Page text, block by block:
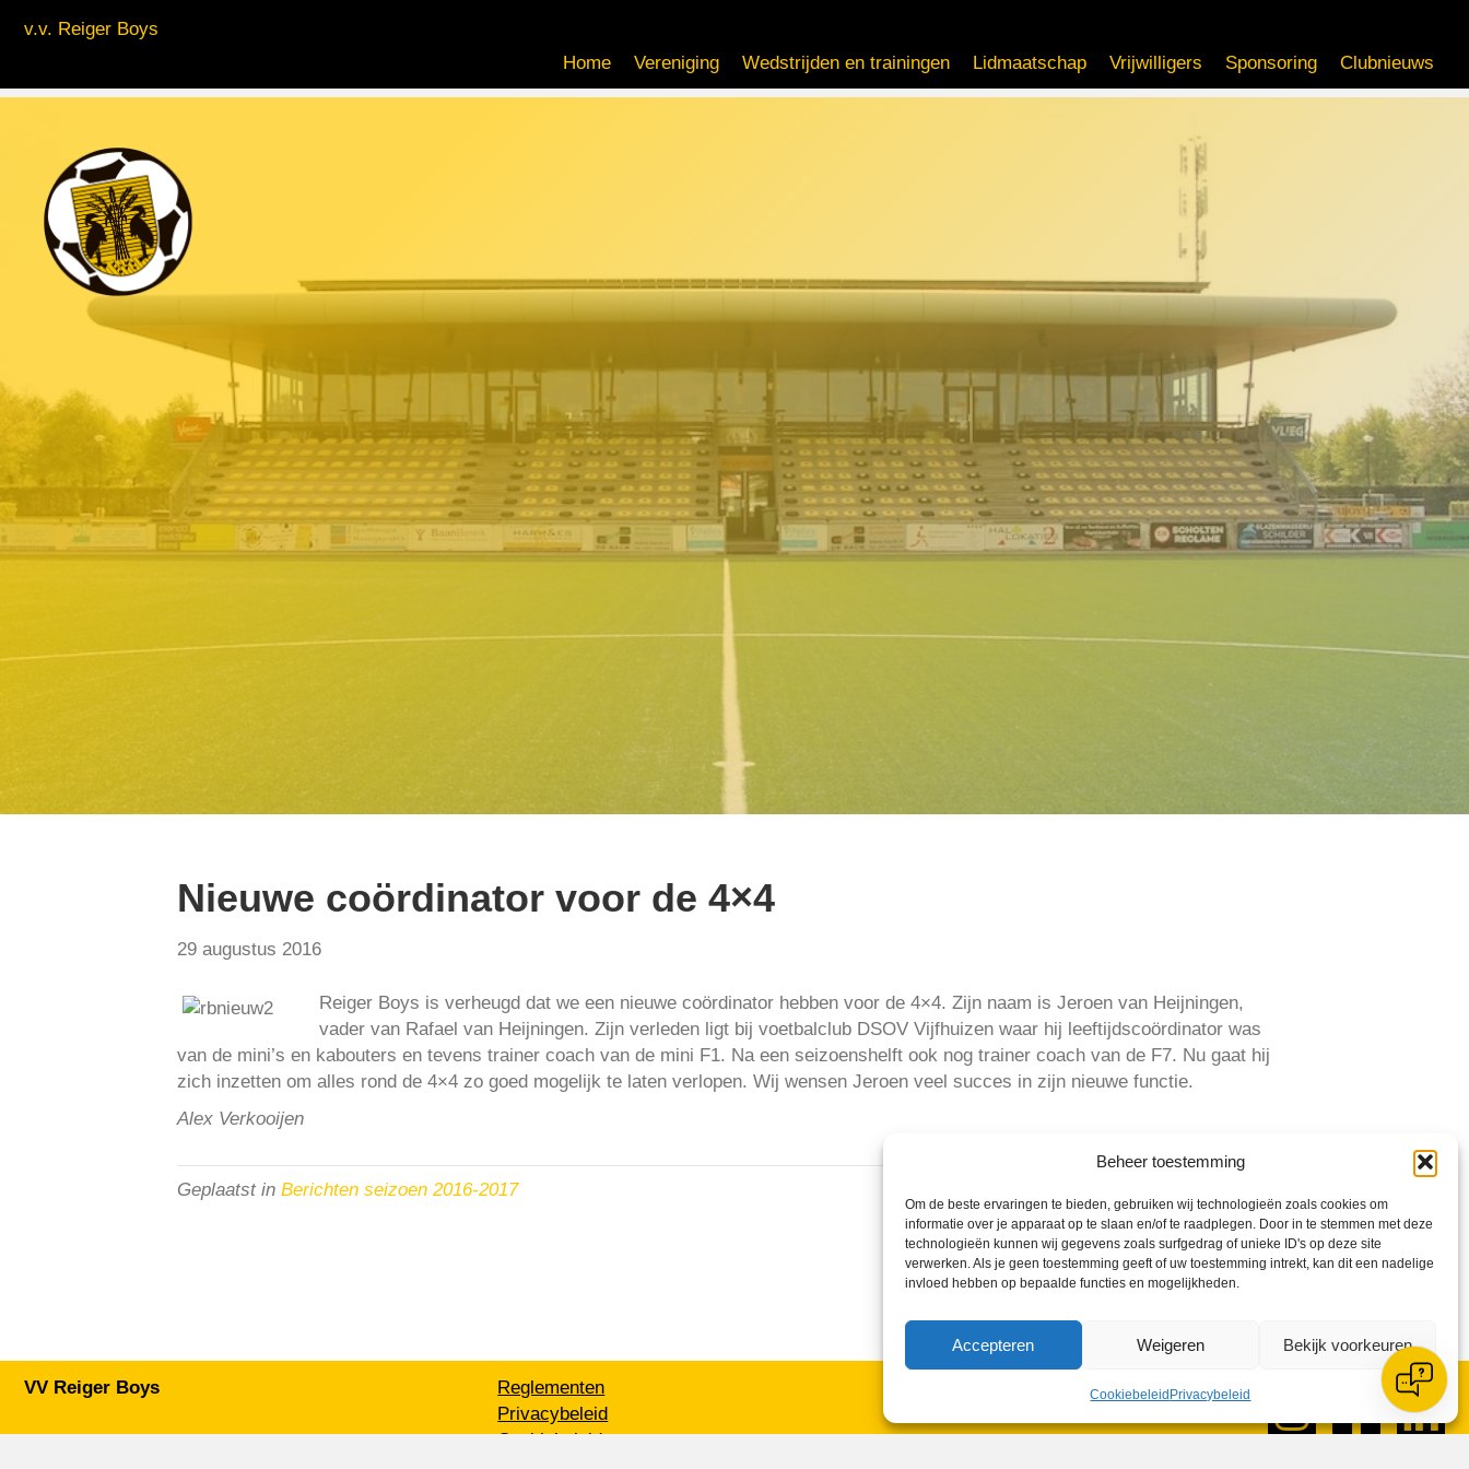
Beheer toestemming
Om de beste ervaringen te bieden, gebruiken wij technologieën zoals cookies om
informatie over je apparaat op te slaan en/of te raadplegen. Door in te stemmen met deze
technologieën kunnen wij gegevens zoals surfgedrag of unieke ID's op deze site
verwerken. Als je geen toestemming geeft of uw toestemming intrekt, kan dit een nadelige
invloed hebben op bepaalde functies en mogelijkheden.
Accepteren Weigeren Bekijk voorkeuren
Cookiebeleid Privacybeleid
v.v. Reiger Boys
Home
Vereniging Wedstrijden en trainingen Lidmaatschap Vrijwilligers Sponsoring Clubnieuws
Nieuwe coördinator voor de 4×4
29 augustus 2016
Reiger Boys is verheugd dat we een nieuwe coördinator hebben voor de 4×4. Zijn naam is Jeroen van Heijningen,
vader van Rafael van Heijningen. Zijn verleden ligt bij voetbalclub DSOV Vijfhuizen waar hij leeftijdscoördinator was
van de mini’s en kabouters en tevens trainer coach van de mini F1. Na een seizoenshelft ook nog trainer coach van de F7. Nu gaat hij
zich inzetten om alles rond de 4×4 zo goed mogelijk te laten verlopen. Wij wensen Jeroen veel succes in zijn nieuwe functie.
Alex Verkooijen
Geplaatst in Berichten seizoen 2016-2017
VV Reiger Boys
1705 NA Heerhugowaard
Reglementen
Privacybeleid
Cookiebeleid